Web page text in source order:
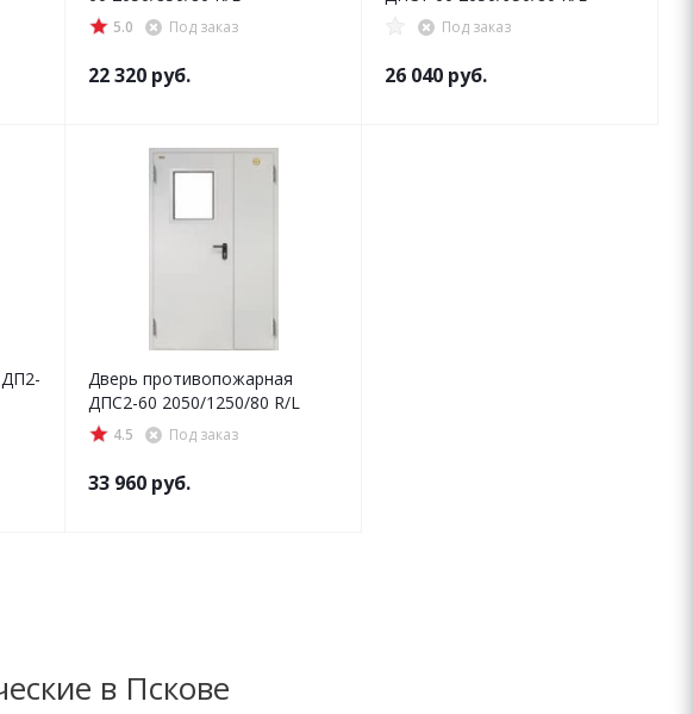
5.0 Под заказ
22 320 руб.
Под заказ
26 040 руб.
Дверь противопожарная
ДПC2-60 2050/1250/80 R/L
4.5 Под заказ
33 960 руб.
в Пскове